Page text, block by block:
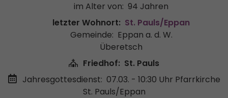
im Alter von: 94 Jahren
letzter Wohnort: St. Pauls/Eppan
Gemeinde: Eppan a. d. W.
Überetsch
Friedhof: St. Pauls
Jahresgottesdienst: 07.03. - 10:30 Uhr Pfarrkirche
St. Pauls/Eppan